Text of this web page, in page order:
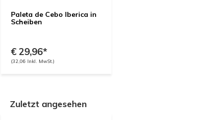
Paleta de Cebo Iberica in
Scheiben
€ 29,96*
(32,06 Inkl. MwSt.)
Zuletzt angesehen